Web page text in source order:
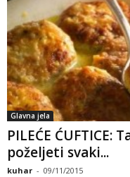
Glavna jela
PILEĆE ĆUFTICE:
poželjeti svaki...
kuhar - 09/11/2015